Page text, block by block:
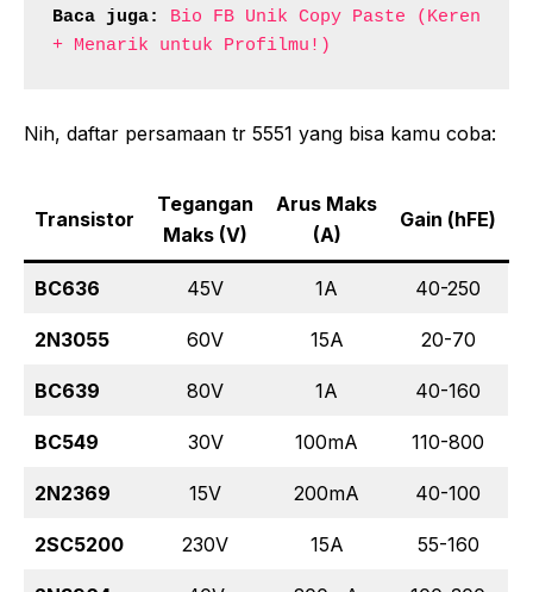
Baca juga:
Bio FB Unik Copy Paste (Keren
+ Menarik untuk Profilmu!)
Nih, daftar persamaan tr 5551 yang bisa kamu coba:
Transistor
Tegangan
Maks (V)
Arus Maks
(A)
Gain (hFE)
BC636 45V 1A 40-250
2N3055 60V 15A 20-70
BC639 80V 1A 40-160
BC549 30V 100mA 110-800
2N2369 15V 200mA 40-100
2SC5200 230V 15A 55-160